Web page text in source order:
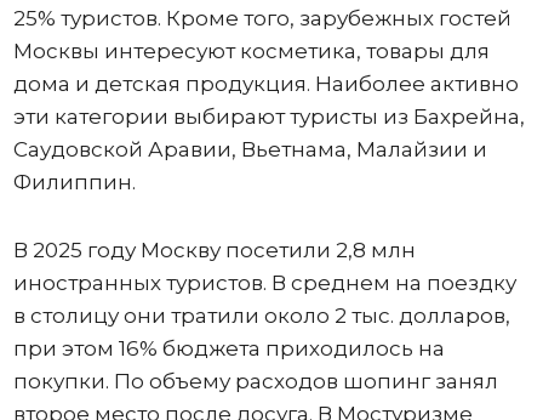
25% туристов. Кроме того, зарубежных гостей
Москвы интересуют косметика, товары для
дома и детская продукция. Наиболее активно
эти категории выбирают туристы из Бахрейна,
Саудовской Аравии, Вьетнама, Малайзии и
Филиппин.
В 2025 году Москву посетили 2,8 млн
иностранных туристов. В среднем на поездку
в столицу они тратили около 2 тыс. долларов,
при этом 16% бюджета приходилось на
покупки. По объему расходов шопинг занял
второе место после досуга. В Мостуризме